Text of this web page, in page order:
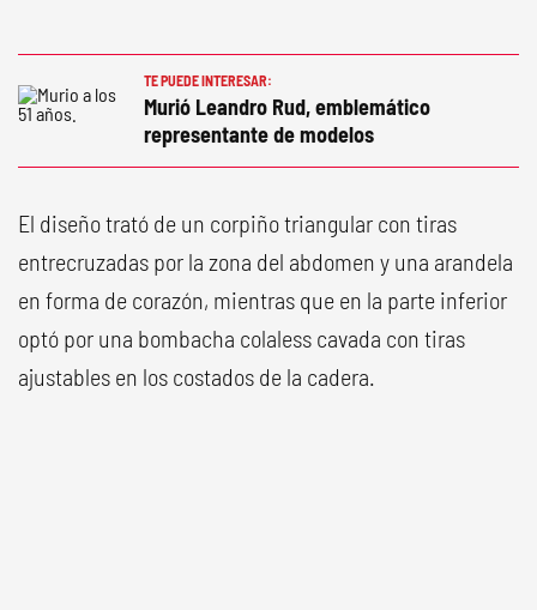
TE PUEDE INTERESAR:
Murió Leandro Rud, emblemático
representante de modelos
El diseño trató de un corpiño triangular con tiras
entrecruzadas por la zona del abdomen y una arandela
en forma de corazón, mientras que en la parte inferior
optó por una bombacha colaless cavada con tiras
ajustables en los costados de la cadera.